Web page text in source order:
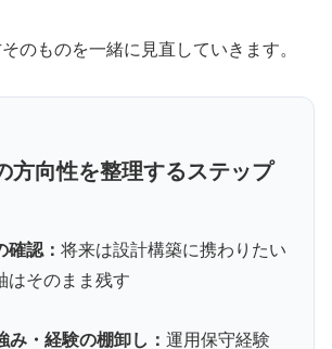
のものを一緒に見直していきます。
方向性を整理するステップ
確認：将来は設計構築に携わりたい
はそのまま残す
み・経験の棚卸し：運用保守経験